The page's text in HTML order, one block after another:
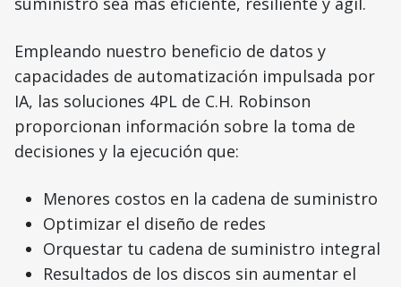
Empleando nuestro beneficio de datos y
capacidades de automatización impulsada por
IA, las soluciones 4PL de C.H. Robinson
proporcionan información sobre la toma de
decisiones y la ejecución que:
Menores costos en la cadena de suministro
Optimizar el diseño de redes
Orquestar tu cadena de suministro integral
Resultados de los discos sin aumentar el